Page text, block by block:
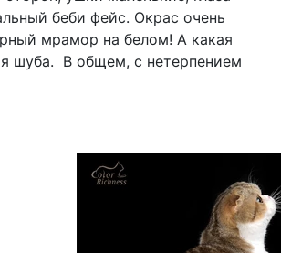
беби фейс. Окрас очень
мрамор на белом! А какая
шуба. В общем, с нетерпением